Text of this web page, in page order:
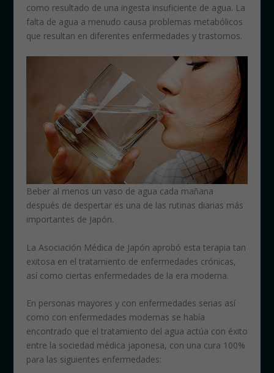
como resultado de una ingesta insuficiente de agua. La
falta de agua a menudo causa problemas metabólicos
que resultan en diferentes enfermedades y trastornos.
Beber al menos un vaso de agua cada mañana
después de despertar es una de las rutinas diarias más
importantes de Japón.
La Asociación Médica de Japón aprobó esta terapia tan
exitosa en el tratamiento de enfermedades crónicas,
así como ciertas enfermedades de la era moderna.
En personas mayores y con enfermedades serias así
como con enfermedades modernas se había
encontrado que el tratamiento del agua actúa con éxito
entre la sociedad médica japonesa, con una cura 100%
para las siguientes enfermedades: